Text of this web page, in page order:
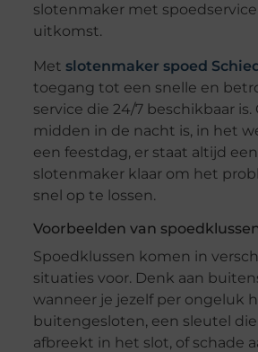
slotenmaker met
uitkomst.
Met slotenmaker spoed
toegang tot een snelle en
service die 24/7 beschikbaar is.
midden in de nacht is, in het
een feestdag, er staat altijd
slotenmaker klaar om het
snel op te lossen.
Voorbeelden van
Spoedklussen komen in
situaties voor. Denk aan
wanneer je jezelf per ongeluk
buitengesloten, een sleutel
afbreekt in het slot, of schade